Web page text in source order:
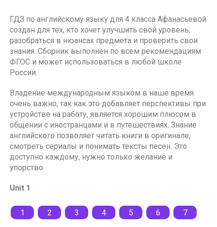
ГДЗ по английскому языку для 4 класса Афанасьевой
создан для тех, кто хочет улучшить свой уровень,
разобраться в нюансах предмета и проверить свои
знания. Сборник выполнен по всем рекомендациям
ФГОС и может использоваться в любой школе
России.
Владение международным языком в наше время
очень важно, так как это добавляет перспективы при
устройстве на работу, является хорошим плюсом в
общении с иностранцами и в путешествиях. Знание
английского позволяет читать книги в оригинале,
смотреть сериалы и понимать тексты песен. Это
доступно каждому, нужно только желание и
упорство.
Unit 1
1 2 3 4 5 6 7